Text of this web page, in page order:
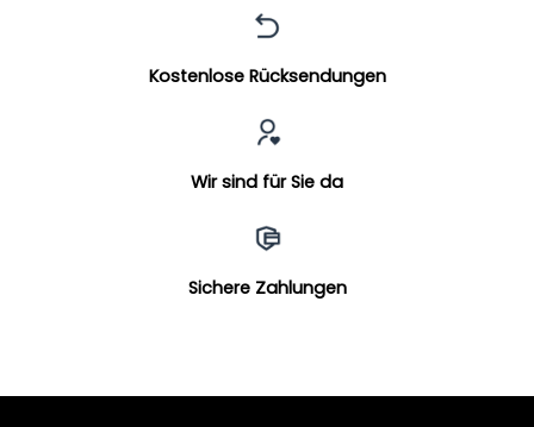
Kostenlose Rücksendungen
Wir sind für Sie da
Sichere Zahlungen